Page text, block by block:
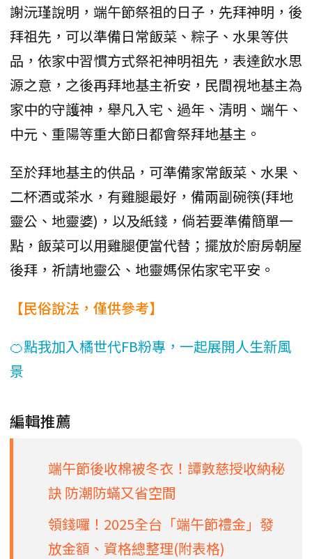
謝沅瑾說明，端午節祭祖的日子，先拜神明，後
拜祖先，可以準備日常飯菜、粽子、水果等供
品，依家中習慣方式祭祀神明祖先，表達飲水思
源之意，之後再拜地基主祈安，民間視地基主為
家中的守護神，舉凡入宅、過年、清明、端午、
中元、重陽等重大節日都會祭拜地基主。
至於拜地基主的供品，可準備家常飯菜、水果、
二杯酒或茶水，有雞腿最好，備兩副碗筷(拜地
靈公、地靈婆)，以及紙錢，倘若要準備簡單一
點，飯菜可以用雞腿便當代替；擺放於廚房朝屋
後拜，祈請地靈公、地靈媽保佑家宅平安。
【民俗說法，僅供參考】
🍊點我加入橘世代FB粉專，一起展開人生新風
景
編輯推薦
端午節後收棉被冬衣！譚敦慈授收納秘
訣 防潮防蟎又省空間
領錢囉！2025全台「端午節禮金」發
放金額、資格總整理(附表格)